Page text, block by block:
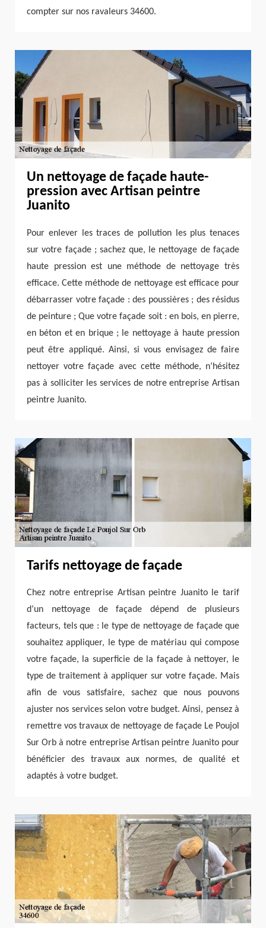
compter sur nos ravaleurs 34600.
Un nettoyage de façade haute-
pression avec Artisan peintre
Juanito
Pour enlever les traces de pollution les plus tenaces
sur votre façade ; sachez que, le nettoyage de façade
haute pression est une méthode de nettoyage très
efficace. Cette méthode de nettoyage est efficace pour
débarrasser votre façade : des poussières ; des résidus
de peinture ; Que votre façade soit : en bois, en pierre,
en béton et en brique ; le nettoyage à haute pression
peut être appliqué. Ainsi, si vous envisagez de faire
nettoyer votre façade avec cette méthode, n’hésitez
pas à solliciter les services de notre entreprise Artisan
peintre Juanito.
Tarifs nettoyage de façade
Chez notre entreprise Artisan peintre Juanito le tarif
d’un nettoyage de façade dépend de plusieurs
facteurs, tels que : le type de nettoyage de façade que
souhaitez appliquer, le type de matériau qui compose
votre façade, la superficie de la façade à nettoyer, le
type de traitement à appliquer sur votre façade. Mais
afin de vous satisfaire, sachez que nous pouvons
ajuster nos services selon votre budget. Ainsi, pensez à
remettre vos travaux de nettoyage de façade Le Poujol
Sur Orb à notre entreprise Artisan peintre Juanito pour
bénéficier des travaux aux normes, de qualité et
adaptés à votre budget.